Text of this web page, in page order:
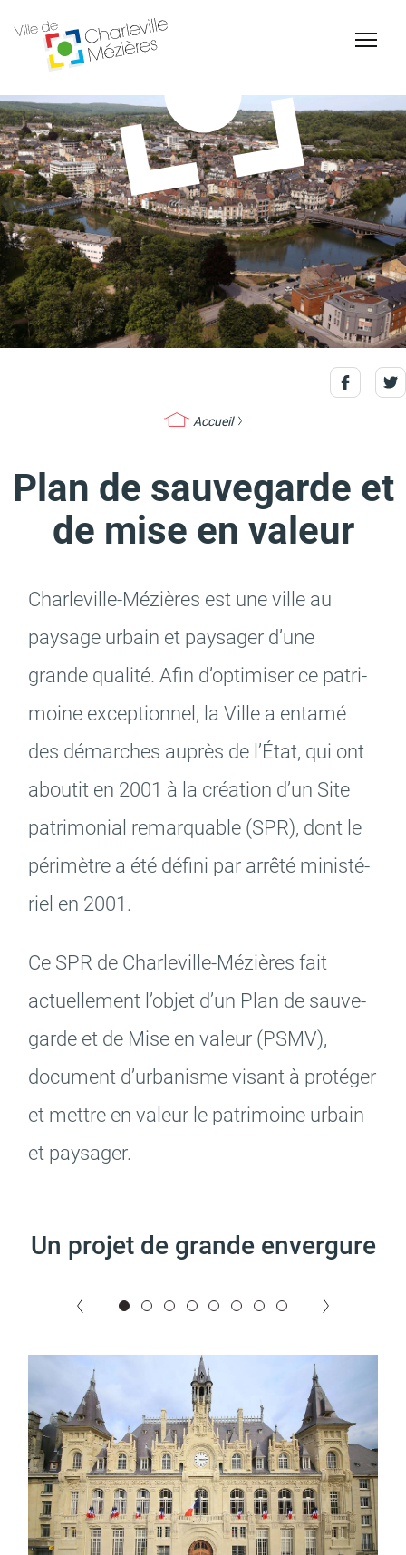
Billetterie Théâtre Espace Famille
Carte d'identité /
Passeports
Naissance et
reconnaissance d'un
Actes d'état civil Citoyenneté
Signaler un problème sur
l'espace public
Archives municipales en
de l'espace public
des guichets municipaux
pour sourds et
Pré-déclarer un sinistre Mon logement sécurisé
Accueil
Plan de sauvegarde et
de mise en valeur
Char­le­ville-Mézières est une ville au
paysage urbain et paysa­ger d’une
grande qualité. Afin d’op­ti­mi­ser ce patri­
moine excep­tion­nel, la Ville a entamé
des démarches auprès de l’État, qui ont
abou­tit en 2001 à la créa­tion d’un Site
patri­mo­nial remarquable (SPR), dont le
péri­mètre a été défini par arrêté minis­té­
riel en 2001.
Ce SPR de Char­le­ville-Mézières fait
actuel­le­ment l’objet d’un Plan de sauve­
garde et de Mise en valeur (PSMV),
docu­ment d’ur­ba­nisme visant à proté­ger
et mettre en valeur le patri­moine urbain
et paysa­ger.
Un projet de grande envergure